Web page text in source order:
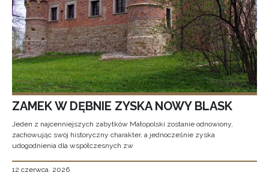
ZAMEK W DĘBNIE ZYSKA NOWY BLASK
Jeden z najcenniejszych zabytków Małopolski zostanie odnowiony,
zachowując swój historyczny charakter, a jednocześnie zyska
udogodnienia dla współczesnych zw
12 czerwca, 2026